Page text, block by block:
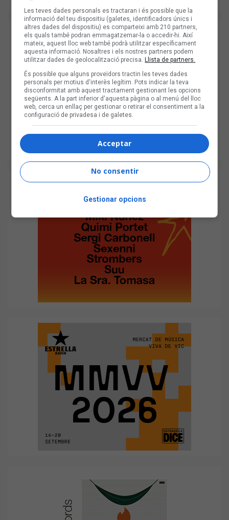
Les teves dades personals es tractaran i és possible que la
informació del teu dispositiu (galetes, identificadors únics i
altres dades del dispositiu) es comparteixi amb 210 partners,
els quals també podran emmagatzemar-la o accedir-hi. Així
mateix, aquest lloc web també podrà utilitzar específicament
aquesta informació. Nosaltres i els nostres partners podem
utilitzar dades de geolocalització precisa. Llista de partners.
És possible que alguns proveïdors tractin les teves dades
personals per motius d'interès legítim. Pots indicar la teva
disconformitat amb aquest tractament gestionant les opcions
següents. A la part inferior d'aquesta pàgina o al menú del lloc
web, cerca un enllaç per gestionar o retirar el consentiment a la
configuració de privadesa i de galetes.
Acceptar
No consentir
Gestionar opcions